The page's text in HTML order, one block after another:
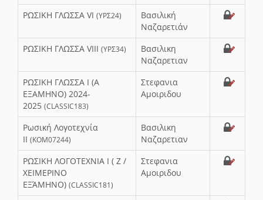
ΡΩΣΙΚΗ ΓΛΩΣΣΑ VI (ΥΡΣ24)
Βασιλική
Ναζαρετιάν
ΡΩΣΙΚΗ ΓΛΩΣΣΑ VIII (ΥΡΣ34)
Βασιλικη
Ναζαρετιαν
ΡΩΣΙΚΗ ΓΛΩΣΣΑ Ι (Α
ΕΞΑΜΗΝΟ) 2024-
2025 (CLASSIC183)
Στεφανια
Αμοιριδου
Ρωσική Λογοτεχνία
II (KOM07244)
Βασιλικη
Ναζαρετιαν
ΡΩΣΙΚΗ ΛΟΓΟΤΕΧΝΙΑ Ι ( Ζ /
ΧΕΙΜΕΡΙΝΟ
ΕΞΆΜΗΝΟ) (CLASSIC181)
Στεφανια
Αμοιριδου